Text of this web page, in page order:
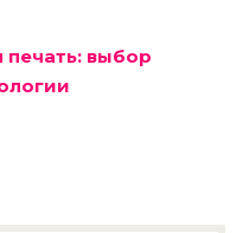
выбор